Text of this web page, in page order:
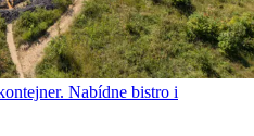
Nabídne bistro i